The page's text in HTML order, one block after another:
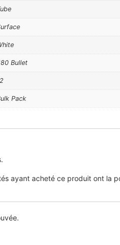
Bullet
Pack
ayant acheté ce produit ont la